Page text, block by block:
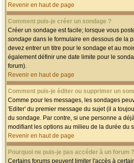
Revenir en haut de page
Comment puis-je créer un sondage ?
Créer un sondage est facile; lorsque vous
sondage dans le formulaire en dessous de la
devez entrer un titre pour le sondage et au
également définir une date limite pour le
forum).
Revenir en haut de page
Comment puis-je éditer ou supprimer un
Comme pour les messages, les sondages
'Editer' du premier message du sujet (il a
du sondage. Par contre, si une personne a
modifiant les options au milieu de la durée du
Revenir en haut de page
Pourquoi ne puis-je pas accéder à un forum ?
Certains forums peuvent limiter l'accès à